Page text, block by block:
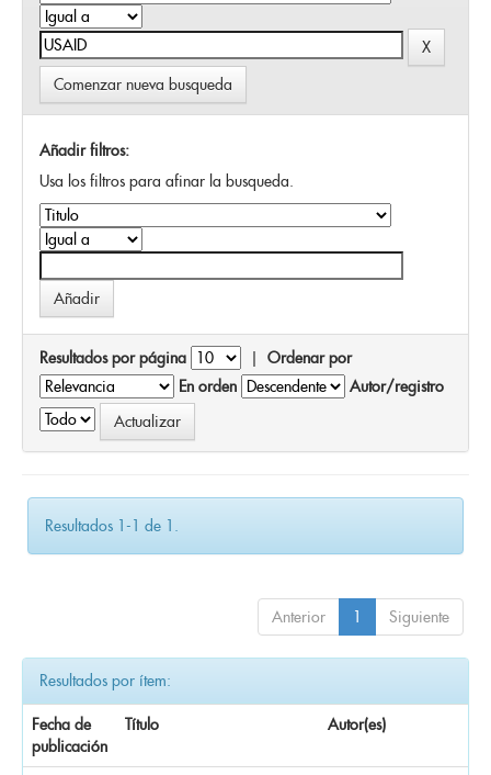
Comenzar nueva busqueda
Añadir filtros:
Usa los filtros para afinar la busqueda.
Resultados por página | Ordenar por
En orden
Autor/registro
Resultados 1-1 de 1.
Anterior 1 Siguiente
Resultados por ítem:
Fecha de
publicación
Título Autor(es)